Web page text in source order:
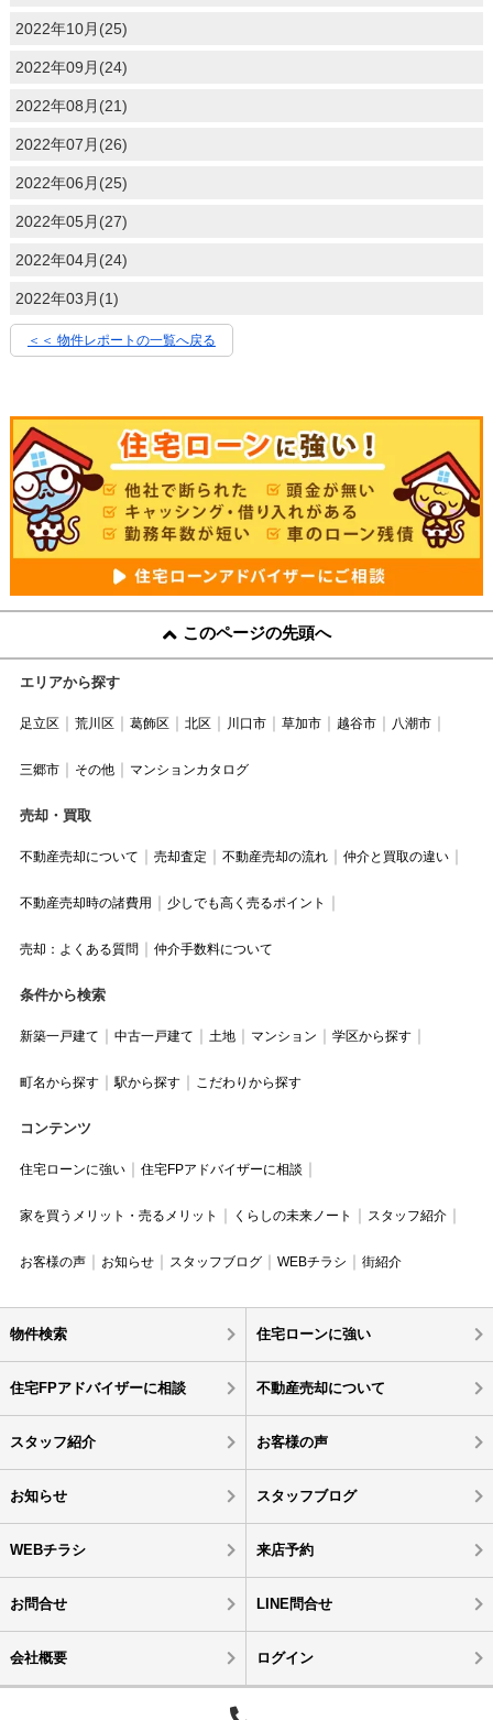
2022年10月(25)
2022年09月(24)
2022年08月(21)
2022年07月(26)
2022年06月(25)
2022年05月(27)
2022年04月(24)
2022年03月(1)
＜＜ 物件レポートの一覧へ戻る
このページの先頭へ
エリアから探す
足立区 荒川区 葛飾区 北区 川口市 草加市 越谷市 八潮市
三郷市 その他 マンションカタログ
売却・買取
不動産売却について 売却査定 不動産売却の流れ 仲介と買取の違い
不動産売却時の諸費用 少しでも高く売るポイント
売却：よくある質問 仲介手数料について
条件から検索
新築一戸建て 中古一戸建て 土地 マンション 学区から探す
町名から探す 駅から探す こだわりから探す
コンテンツ
住宅ローンに強い 住宅FPアドバイザーに相談
家を買うメリット・売るメリット くらしの未来ノート スタッフ紹介
お客様の声 お知らせ スタッフブログ WEBチラシ 街紹介
物件検索 住宅ローンに強い
住宅FPアドバイザーに相談 不動産売却について
スタッフ紹介 お客様の声
お知らせ スタッフブログ
WEBチラシ 来店予約
お問合せ LINE問合せ
会社概要 ログイン